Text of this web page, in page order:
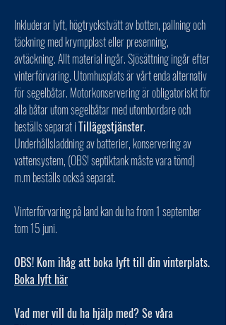
Inkluderar lyft, högtryckstvätt av botten, pallning och
täckning med krympplast eller presenning,
avtäckning. Allt material ingår. Sjösättning ingår efter
vinterförvaring. Utomhusplats är vårt enda alternativ
för segelbåtar. Motorkonservering är obligatoriskt för
alla båtar utom segelbåtar med utombordare och
beställs separat iTilläggstjänster.
Underhållsladdning av batterier, konservering av
vattensystem, (OBS! septiktank måste vara tömd)
m.m beställs också separat.
Vinterförvaring på land kan du ha from 1 september
tom 15 juni.
OBS! Kom ihåg att boka lyft till din vinterplats.
Boka lyft här
Vad mer vill du ha hjälp med? Se våra